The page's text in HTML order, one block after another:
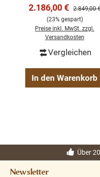
vielem mehr angewendet
Nur für den Innenbereich.
gleichmäßig auf
staubfreien
2.Warten Sie 6-8
massiv Eichentisch
180-300cm
Verkaufspreis:
2.186,00 € Regulärer
2.849,00
(23% gespart)
Preise inkl. MwSt. zzgl.
Versandkosten
Vergleichen
In den Warenkorb
Über
Newsletter